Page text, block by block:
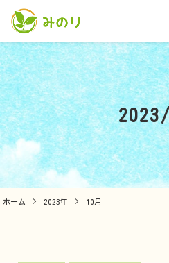
ホーム > 2023年 > 10月